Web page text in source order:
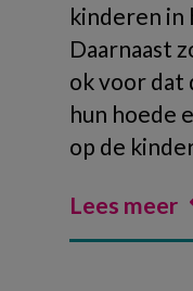
kinderen in
Daarnaast
ok voor dat
hun hoede
op de
Lees meer